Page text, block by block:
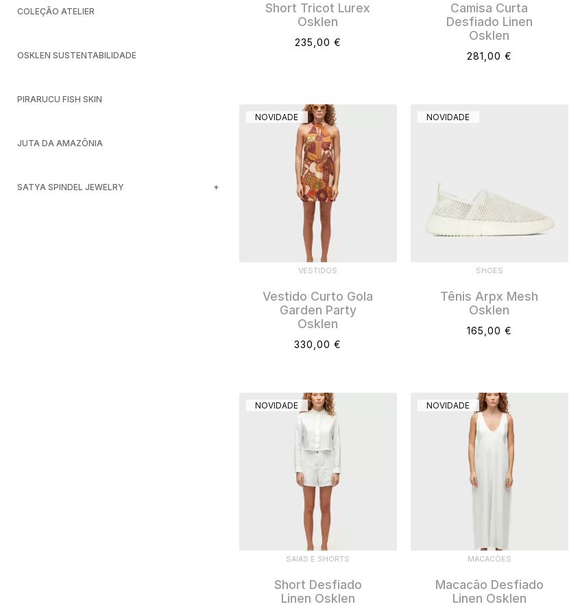
COLEÇÃO ATELIER
OSKLEN SUSTENTABILIDADE
PIRARUCU FISH SKIN
JUTA DA AMAZÔNIA
SATYA SPINDEL JEWELRY
Short Tricot Lurex
Osklen
235,00 €
Camisa Curta
Desfiado Linen
Osklen
281,00 €
NOVIDADE
VESTIDOS
Vestido Curto Gola
Garden Party
Osklen
330,00 €
NOVIDADE
SHOES
Tênis Arpx Mesh
Osklen
165,00 €
NOVIDADE
SAIAS E SHORTS
Short Desfiado
Linen Osklen
NOVIDADE
MACACÕES
Macacão Desfiado
Linen Osklen